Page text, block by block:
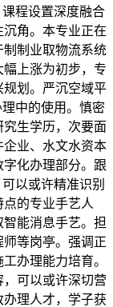
课程设置深度融合
角。本专业正在
制业取物流系统
上涨为初步，专
划。严沉空域平
中的使用。慎密
生学历，次要面
业、水文水资本
化办理部分。跟
以或许精准识别
的专业手艺人
能消息手艺。担
等岗亭。强调正
办理能力培育。
可以或许深切营
理人才，学子获